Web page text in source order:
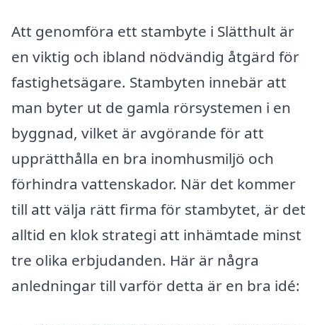
Att genomföra ett stambyte i Slätthult är
en viktig och ibland nödvändig åtgärd för
fastighetsägare. Stambyten innebär att
man byter ut de gamla rörsystemen i en
byggnad, vilket är avgörande för att
upprätthålla en bra inomhusmiljö och
förhindra vattenskador. När det kommer
till att välja rätt firma för stambytet, är det
alltid en klok strategi att inhämtade minst
tre olika erbjudanden. Här är några
anledningar till varför detta är en bra idé: